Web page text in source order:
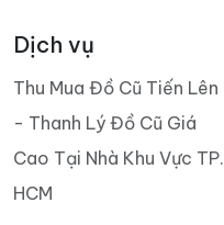
Dịch vụ
Thu Mua Đồ Cũ Tiến Lên
- Thanh Lý Đồ Cũ Giá
Cao Tại Nhà Khu Vực TP.
HCM